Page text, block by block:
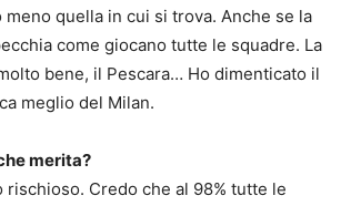
meno quella in cui si trova. Anche se la
come giocano tutte le squadre. La
bene, il Pescara… Ho dimenticato il
meglio del Milan.
merita?
rischioso. Credo che al 98% tutte le